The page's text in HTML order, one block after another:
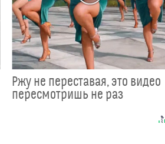
Ржу не переставая, это видео
пересмотришь не раз